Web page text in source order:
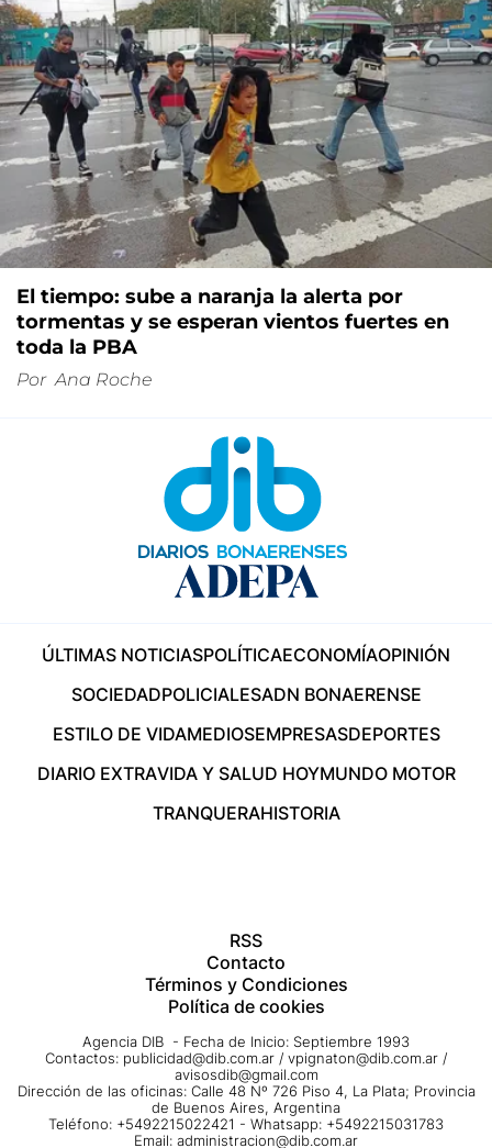
El tiempo: sube a naranja la alerta por
tormentas y se esperan vientos fuertes en
toda la PBA
Por Ana Roche
ÚLTIMAS NOTICIASPOLÍTICAECONOMÍAOPINIÓN
SOCIEDADPOLICIALESADN BONAERENSE
ESTILO DE VIDAMEDIOSEMPRESASDEPORTES
DIARIO EXTRAVIDA Y SALUD HOYMUNDO MOTOR
TRANQUERAHISTORIA
RSS
Contacto
Términos y Condiciones
Política de cookies
Agencia DIB - Fecha de Inicio: Septiembre 1993
Contactos: publicidad@dib.com.ar / vpignaton@dib.com.ar /
avisosdib@gmail.com
Dirección de las oficinas: Calle 48 Nº 726 Piso 4, La Plata; Provincia
de Buenos Aires, Argentina
Teléfono: +5492215022421 - Whatsapp: +5492215031783
Email: administracion@dib.com.ar